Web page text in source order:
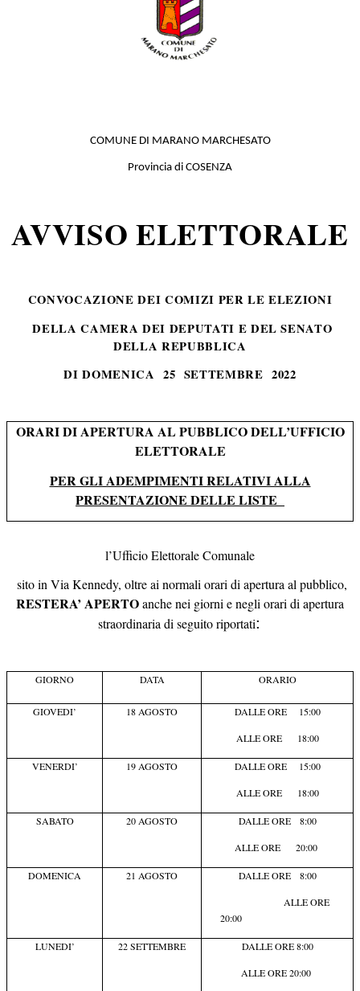
COMUNE DI MARANO MARCHESATO
Provincia di COSENZA
AVVISO ELETTORALE
CONVOCAZIONE DEI COMIZI PER LE ELEZIONI
DELLA CAMERA DEI DEPUTATI E DEL SENATO
DELLA REPUBBLICA
DI DOMENICA 25 SETTEMBRE 2022
ORARI DI APERTURA AL PUBBLICO DELL’UFFICIO
ELETTORALE
PER GLI ADEMPIMENTI RELATIVI ALLA
PRESENTAZIONE DELLE LISTE
l’Ufficio Elettorale Comunale
sito in Via Kennedy, oltre ai normali orari di apertura al pubblico,
RESTERA’ APERTOanche nei giorni e negli orari di apertura
straordinaria di seguito riportati:
GIORNO DATA ORARIO
GIOVEDI’ 18 AGOSTO DALLE ORE 15:00
ALLE ORE 18:00
VENERDI’ 19 AGOSTO DALLE ORE 15:00
ALLE ORE 18:00
SABATO 20 AGOSTO DALLE ORE 8:00
ALLE ORE 20:00
DOMENICA 21 AGOSTO DALLE ORE 8:00
ALLE ORE
20:00
LUNEDI’ 22 SETTEMBRE DALLE ORE 8:00
ALLE ORE 20:00